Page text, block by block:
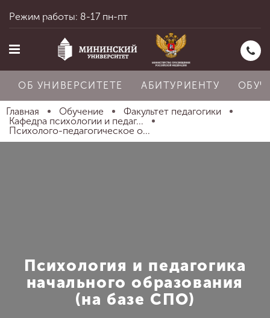
Главная
Обучение
Режим работы: 8-17 пн-пт
ОБ УНИВЕРСИТЕТЕ АБИТУРИЕНТУ
Главная Обучение
Факультет педагогики
Кафедра психологии и педаг...
Психолого-педагогическое о...
Психология и педагогика
начального образования
(на базе СПО)